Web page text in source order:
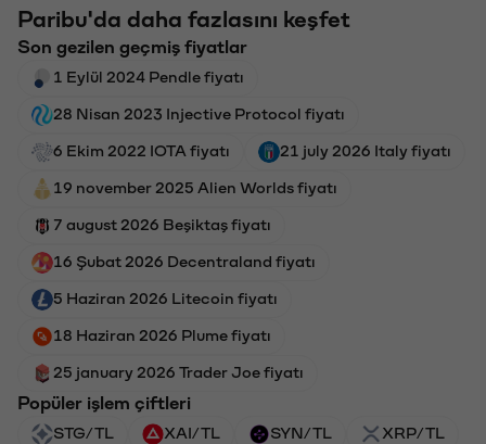
Paribu'da daha fazlasını keşfet
Son gezilen geçmiş fiyatlar
1 Eylül 2024 Pendle fiyatı
28 Nisan 2023 Injective Protocol fiyatı
6 Ekim 2022 IOTA fiyatı 21 july 2026 Italy fiyatı
19 november 2025 Alien Worlds fiyatı
7 august 2026 Beşiktaş fiyatı
16 Şubat 2026 Decentraland fiyatı
5 Haziran 2026 Litecoin fiyatı
18 Haziran 2026 Plume fiyatı
25 january 2026 Trader Joe fiyatı
Popüler işlem çiftleri
STG/TL XAI/TL SYN/TL XRP/TL